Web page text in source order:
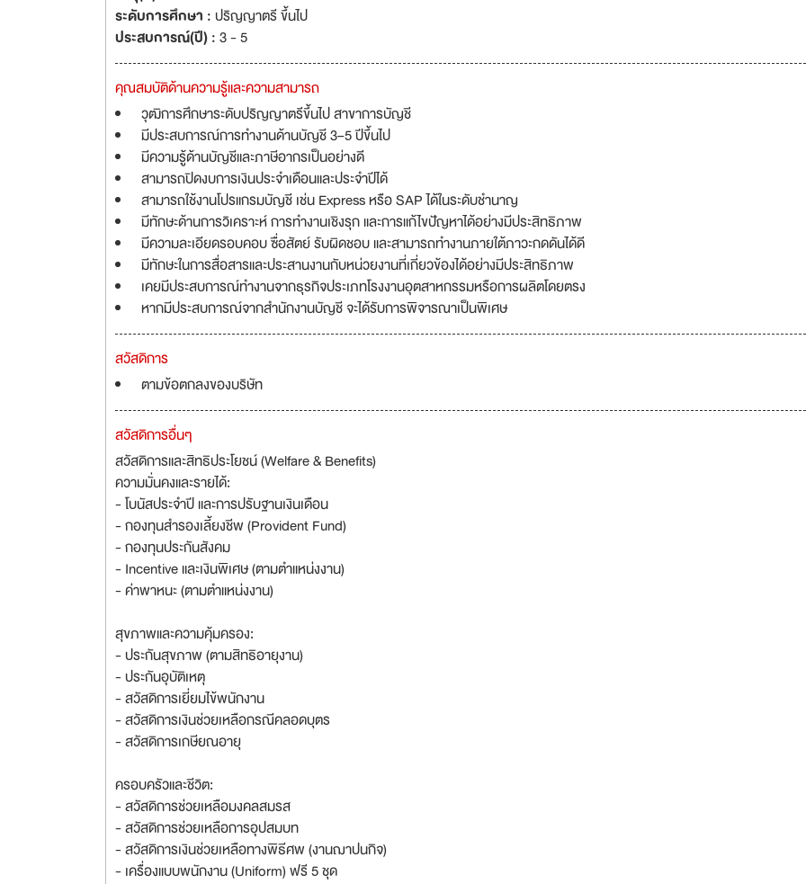
ระดับการศึกษา :ปริญญาตรี ขึ้นไป
ประสบการณ์(ปี) :3 - 5
คุณสมบัติด้านความรู้และความสามารถ
วุฒิการศึกษาระดับปริญญาตรีขึ้นไป สาขาการบัญชี
มีประสบการณ์การทำงานด้านบัญชี 3–5 ปีขึ้นไป
มีความรู้ด้านบัญชีและภาษีอากรเป็นอย่างดี
สามารถปิดงบการเงินประจำเดือนและประจำปีได้
สามารถใช้งานโปรแกรมบัญชี เช่น Express หรือ SAP ได้ในระดับชำนาญ
มีทักษะด้านการวิเคราะห์ การทำงานเชิงรุก และการแก้ไขปัญหาได้อย่างมีประสิทธิภาพ
มีความละเอียดรอบคอบ ซื่อสัตย์ รับผิดชอบ และสามารถทำงานภายใต้ภาวะกดดันได้ดี
มีทักษะในการสื่อสารและประสานงานกับหน่วยงานที่เกี่ยวข้องได้อย่างมีประสิทธิภาพ
เคยมีประสบการณ์ทำงานจากธุรกิจประเภทโรงงานอุตสาหกรรมหรือการผลิตโดยตรง
หากมีประสบการณ์จากสำนักงานบัญชี จะได้รับการพิจารณาเป็นพิเศษ
สวัสดิการ
ตามข้อตกลงของบริษัท
สวัสดิการอื่นๆ
สวัสดิการและสิทธิประโยชน์ (Welfare & Benefits)
ความมั่นคงและรายได้:
- โบนัสประจำปี และการปรับฐานเงินเดือน
- กองทุนสำรองเลี้ยงชีพ (Provident Fund)
- กองทุนประกันสังคม
- Incentive และเงินพิเศษ (ตามตำแหน่งงาน)
- ค่าพาหนะ (ตามตำแหน่งงาน)
สุขภาพและความคุ้มครอง:
- ประกันสุขภาพ (ตามสิทธิอายุงาน)
- ประกันอุบัติเหตุ
- สวัสดิการเยี่ยมไข้พนักงาน
- สวัสดิการเงินช่วยเหลือกรณีคลอดบุตร
- สวัสดิการเกษียณอายุ
ครอบครัวและชีวิต:
- สวัสดิการช่วยเหลือมงคลสมรส
- สวัสดิการช่วยเหลือการอุปสมบท
- สวัสดิการเงินช่วยเหลือทางพิธีศพ (งานฌาปนกิจ)
- เครื่องแบบพนักงาน (Uniform) ฟรี 5 ชุด